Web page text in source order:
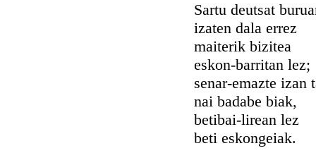
Sartu deutsat
izaten dala errez
maiterik bizitea
eskon-barritan lez;
senar-emazte izan
nai badabe biak,
betibai-lirean lez
beti eskongeiak.